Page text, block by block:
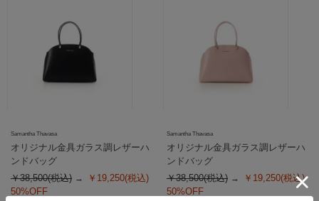
Samantha Thavasa
オリジナル金具ガラス調レザーハ
ンドバッグ
￥38,500(税込)
￥19,250(税込)
50%OFF
Samantha Thavasa
オリジナル金具ガラス調レザーハ
ンドバッグ
￥38,500(税込)
￥19,250(税込)
50%OFF